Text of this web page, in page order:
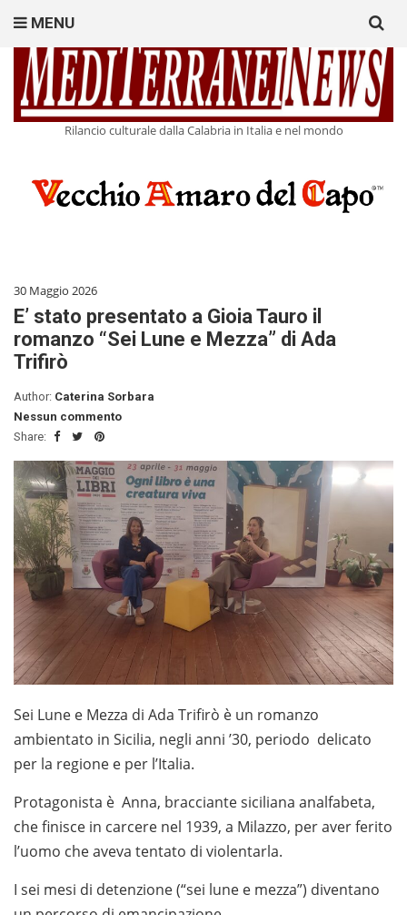
Rilancio culturale dalla Calabria in Italia e nel mondo
MENU
for:
30 Maggio 2026
E’ stato presentato a Gioia Tauro il
romanzo “Sei Lune e Mezza” di Ada
Trifirò
Author: Caterina Sorbara
Nessun commento
Share:
Sei Lune e Mezza di Ada Trifirò è un romanzo
ambientato in Sicilia, negli anni ’30, periodo delicato
per la regione e per l’Italia.
Protagonista è Anna, bracciante siciliana analfabeta,
che finisce in carcere nel 1939, a Milazzo, per aver ferito
l’uomo che aveva tentato di violentarla.
I sei mesi di detenzione (“sei lune e mezza”) diventano